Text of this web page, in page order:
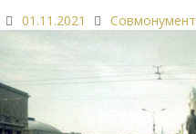
01.11.2021 Совмонумент